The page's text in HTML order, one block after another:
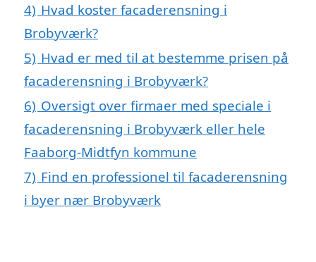
4) Hvad koster facaderensning i
Brobyværk?
5) Hvad er med til at bestemme prisen på
facaderensning i Brobyværk?
6) Oversigt over firmaer med speciale i
facaderensning i Brobyværk eller hele
Faaborg-Midtfyn kommune
7) Find en professionel til facaderensning
i byer nær Brobyværk